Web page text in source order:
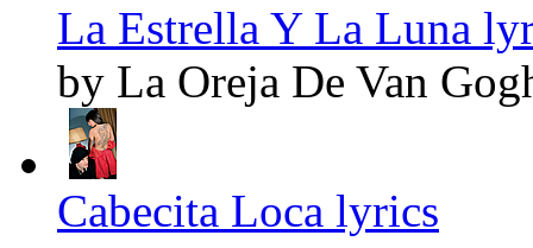
La Estrella Y La Luna
by La Oreja De Van
Cabecita Loca lyrics